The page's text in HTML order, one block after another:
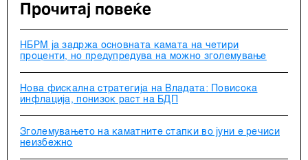
Прочитај повеќе
НБРМ ја задржа основната камата на четири
проценти, но предупредува на можно зголемување
Нова фискална стратегија на Владата: Повисока
инфлација, понизок раст на БДП
Зголемувањето на каматните стапки во јуни е речиси
неизбежно